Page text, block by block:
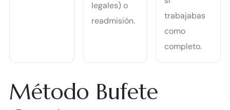
legales) o
readmisión.
trabajabas
como
completo.
Método Bufete